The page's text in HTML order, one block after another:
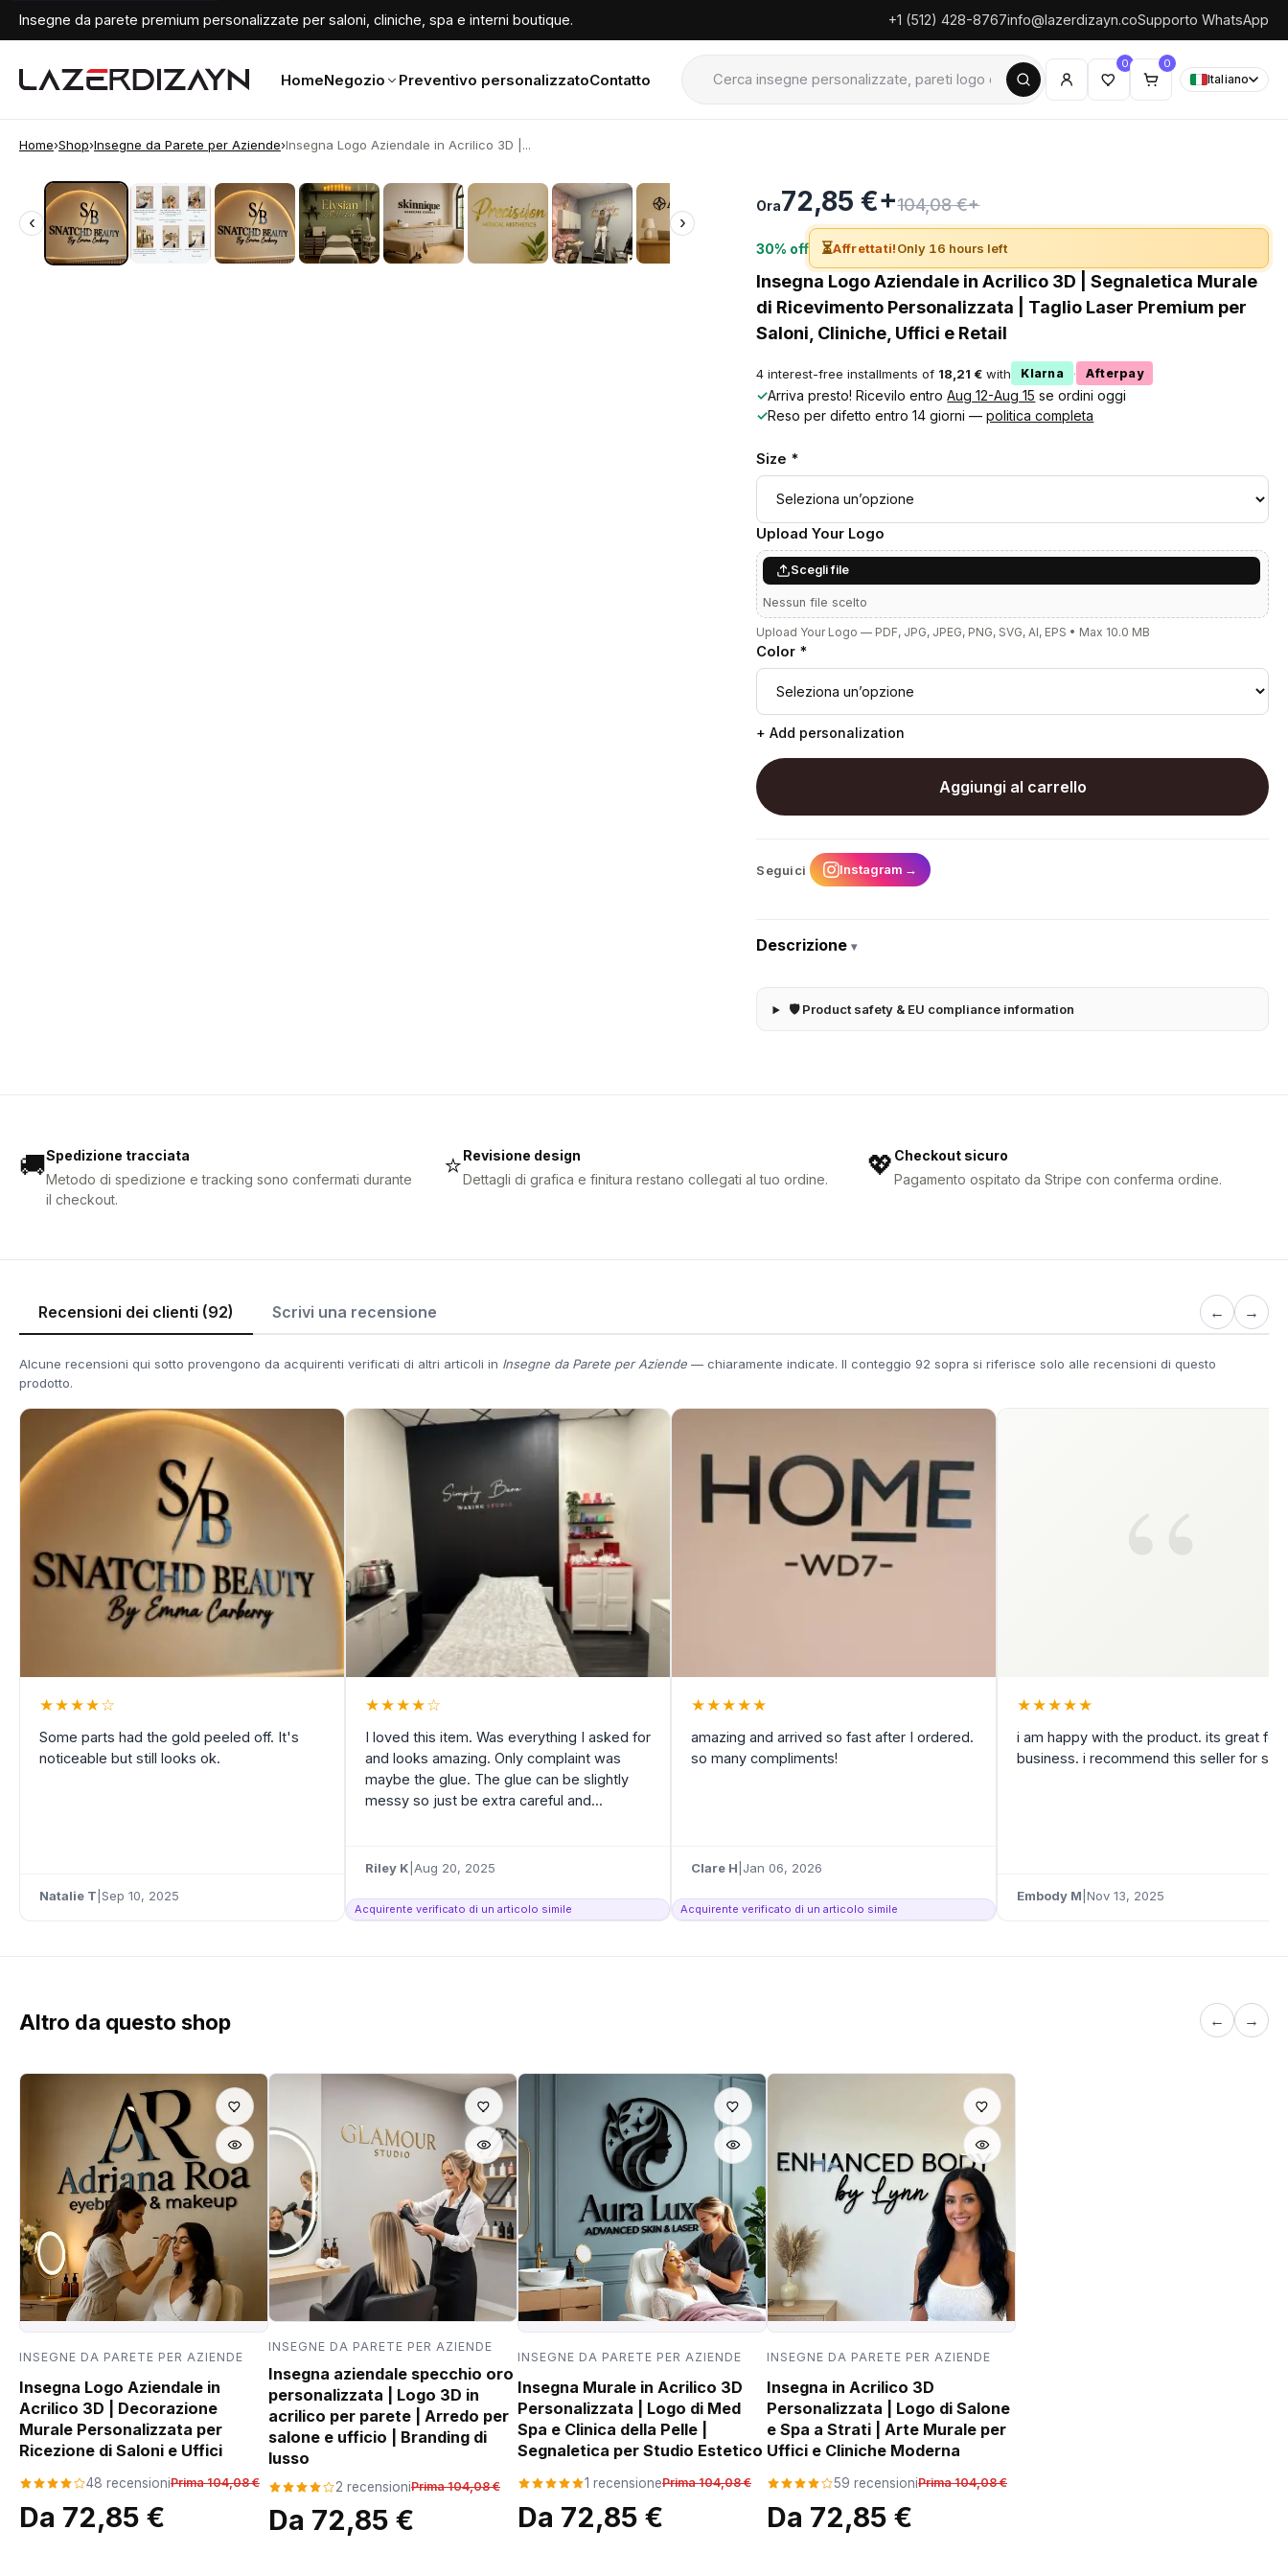
Insegne da parete premium personalizzate per saloni, cliniche, spa e interni boutique. +1 (512) 428-8767info@lazerdizayn.coSupporto WhatsApp
HomeNegozio Preventivo personalizzatoContatto
0 0
Italiano
Home›Shop›Insegne da Parete per Aziende›Insegna Logo Aziendale in Acrilico 3D |...
‹ ›
‹ ›
Ora72,85 €+104,08 €+
30% off ⏳Affrettati!Only 16 hours left
Insegna Logo Aziendale in Acrilico 3D | Segnaletica Murale
di Ricevimento Personalizzata | Taglio Laser Premium per
Saloni, Cliniche, Uffici e Retail
4 interest-free installments of 18,21 € with Klarna · Afterpay
✓Arriva presto! Ricevilo entroAug 12-Aug 15 se ordini oggi
✓Reso per difetto entro 14 giorni —politica completa
Size *
Upload Your Logo
Scegli file
Nessun file scelto
Upload Your Logo — PDF, JPG, JPEG, PNG, SVG, AI, EPS • Max 10.0 MB
Color *
+ Add personalization
Aggiungi al carrello
Seguici Instagram →
Descrizione▾
🛡 Product safety & EU compliance information
🚚Spedizione tracciata
Metodo di spedizione e tracking sono confermati durante
il checkout.
⭐Revisione design
Dettagli di grafica e finitura restano collegati al tuo ordine.
💖Checkout sicuro
Pagamento ospitato da Stripe con conferma ordine.
Recensioni dei clienti (92) Scrivi una recensione ← →
Alcune recensioni qui sotto provengono da acquirenti verificati di altri articoli in Insegne da Parete per Aziende — chiaramente indicate. Il conteggio 92 sopra si riferisce solo alle recensioni di questo
prodotto.
★★★★☆
Some parts had the gold peeled off. It's
noticeable but still looks ok.
Natalie T Sep 10, 2025
★★★★☆
I loved this item. Was everything I asked for
and looks amazing. Only complaint was
maybe the glue. The glue can be slightly
messy so just be extra careful and...
Riley K Aug 20, 2025
Acquirente verificato di un articolo simile
★★★★★
amazing and arrived so fast after I ordered.
so many compliments!
Clare H Jan 06, 2026
Acquirente verificato di un articolo simile
★★★★★
i am happy with the product. its great for
business. i recommend this seller for
Embody M Nov 13, 2025
Altro da questo shop ← →
INSEGNE DA PARETE PER AZIENDE
Insegna Logo Aziendale in
Acrilico 3D | Decorazione
Murale Personalizzata per
Ricezione di Saloni e Uffici
48 recensioniPrima 104,08 €
Da 72,85 €
INSEGNE DA PARETE PER AZIENDE
Insegna aziendale specchio oro
personalizzata | Logo 3D in
acrilico per parete | Arredo per
salone e ufficio | Branding di
lusso
2 recensioniPrima 104,08 €
Da 72,85 €
INSEGNE DA PARETE PER AZIENDE
Insegna Murale in Acrilico 3D
Personalizzata | Logo di Med
Spa e Clinica della Pelle |
Segnaletica per Studio Estetico
1 recensionePrima 104,08 €
Da 72,85 €
INSEGNE DA PARETE PER AZIENDE
Insegna in Acrilico 3D
Personalizzata | Logo di Salone
e Spa a Strati | Arte Murale per
Uffici e Cliniche Moderna
59 recensioniPrima 104,08 €
Da 72,85 €